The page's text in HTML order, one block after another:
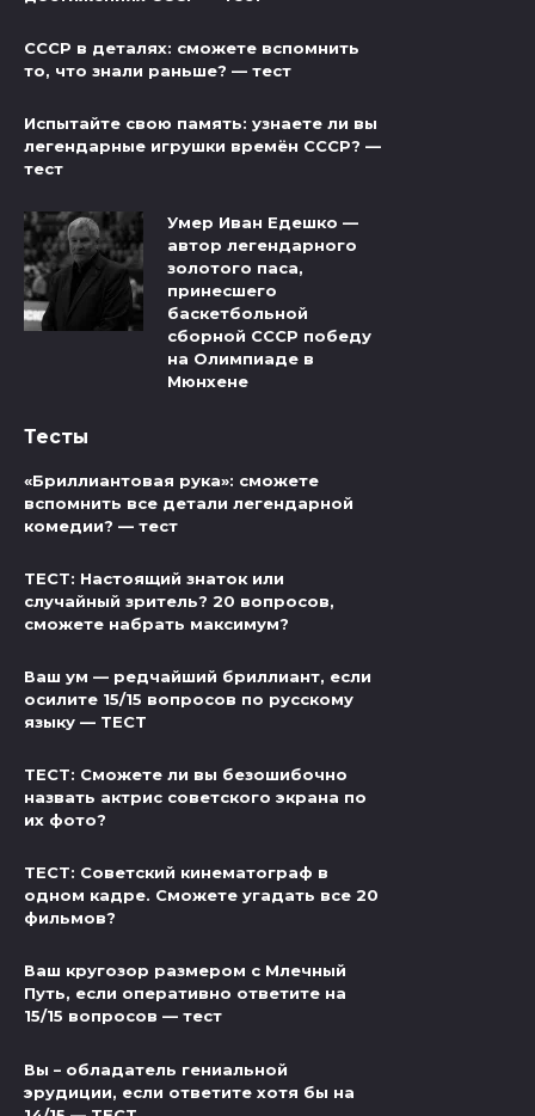
СССР в деталях: сможете вспомнить
то, что знали раньше? — тест
Испытайте свою память: узнаете ли вы
легендарные игрушки времён СССР? —
тест
Умер Иван Едешко —
автор легендарного
золотого паса,
принесшего
баскетбольной
сборной СССР победу
на Олимпиаде в
Мюнхене
Тесты
«Бриллиантовая рука»: сможете
вспомнить все детали легендарной
комедии? — тест
ТЕСТ: Настоящий знаток или
случайный зритель? 20 вопросов,
сможете набрать максимум?
Ваш ум — редчайший бриллиант, если
осилите 15/15 вопросов по русскому
языку — ТЕСТ
ТЕСТ: Сможете ли вы безошибочно
назвать актрис советского экрана по
их фото?
ТЕСТ: Советский кинематограф в
одном кадре. Сможете угадать все 20
фильмов?
Ваш кругозор размером с Млечный
Путь, если оперативно ответите на
15/15 вопросов — тест
Вы – обладатель гениальной
эрудиции, если ответите хотя бы на